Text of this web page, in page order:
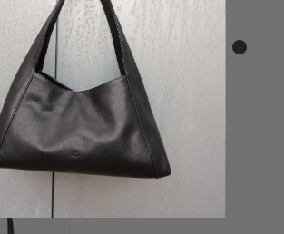
Chocolate
Grey Latte
CharcoalDark
brown
Elephant
Sky Taupe
2.699,00 DKK
Amaretto Barolo Charcoal
Elephant